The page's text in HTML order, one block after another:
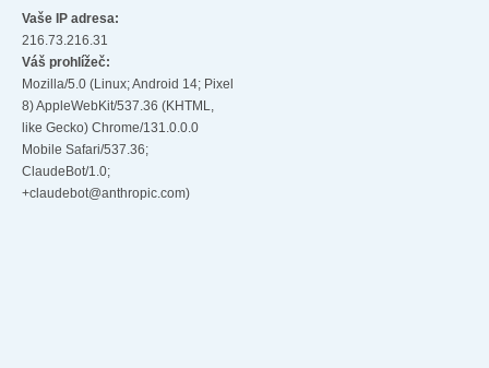
Vaše IP adresa:
216.73.216.31
Váš prohlížeč:
Mozilla/5.0 (Linux; Android 14; Pixel
8) AppleWebKit/537.36 (KHTML,
like Gecko) Chrome/131.0.0.0
Mobile Safari/537.36;
ClaudeBot/1.0;
+claudebot@anthropic.com)